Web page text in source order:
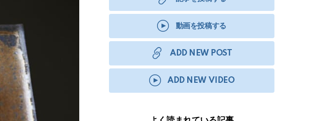
動画を投稿する
ADD NEW POST
ADD NEW VIDEO